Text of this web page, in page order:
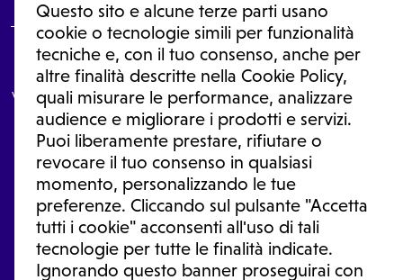
Questo sito e alcune terze parti usano
cookie o tecnologie simili per funzionalità
tecniche e, con il tuo consenso, anche per
altre finalità descritte nella Cookie Policy,
quali misurare le performance, analizzare
audience e migliorare i prodotti e servizi.
Puoi liberamente prestare, rifiutare o
revocare il tuo consenso in qualsiasi
momento, personalizzando le tue
preferenze. Cliccando sul pulsante "Accetta
tutti i cookie" acconsenti all'uso di tali
tecnologie per tutte le finalità indicate.
Ignorando questo banner proseguirai con
Le informazioni proposte in questo sito non sono un consulto medico.
In nessun caso, queste informazioni sostituiscono un consulto, una
visita o una diagnosi formulata dal medico. Non si devono considerare
le informazioni disponibili come suggerimenti per la formulazione di
una diagnosi, la determinazione di un trattamento o l'assunzione o
sospensione di un farmaco senza prima consultare un medico di
medicina generale o uno specialista.
Condizioni di utilizzo|Privacy Policy |Gestione Cookie
Ⓒ 2026 | Tutti i diritti riservati.